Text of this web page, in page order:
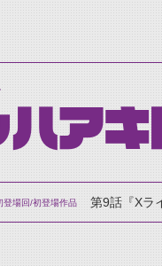
ハアキ
登場回/初登場作品 第9話『Xラ